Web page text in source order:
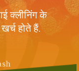
क्लीनिंग के
होते हैं.